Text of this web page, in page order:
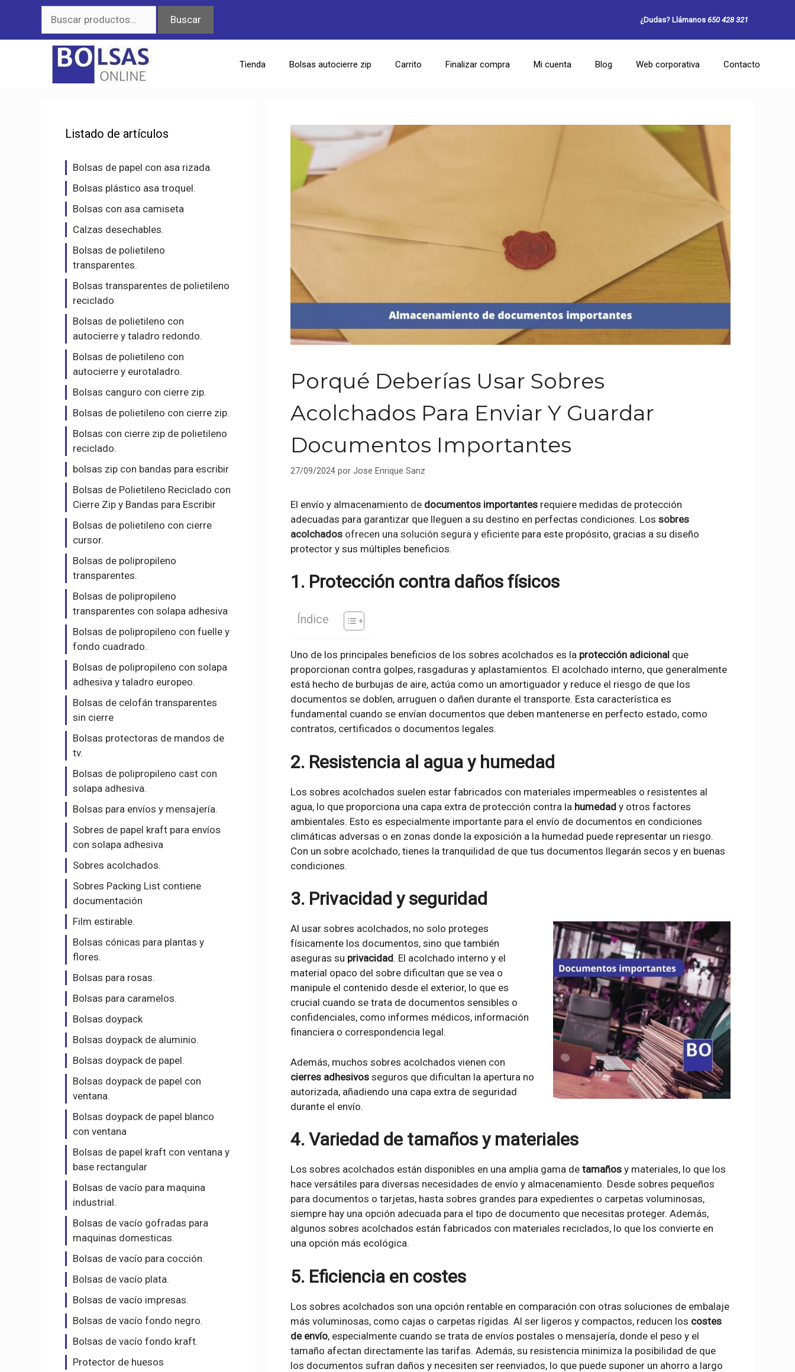
contenido
¿Dudas? Llámanos 650 428 321
por:
Buscar
Tienda Bolsas autocierre zip Carrito Finalizar compra Mi cuenta Blog Web corporativa Contacto
Porqué Deberías Usar Sobres
Acolchados Para Enviar Y Guardar
Documentos Importantes
27/09/2024 por Jose Enrique Sanz
El envío y almacenamiento de documentos importantes requiere medidas de protección
adecuadas para garantizar que lleguen a su destino en perfectas condiciones. Los sobres
acolchados ofrecen una solución segura y eficiente para este propósito, gracias a su diseño
protector y sus múltiples beneficios.
1. Protección contra daños físicos
Índice
Uno de los principales beneficios de los sobres acolchados es la protección adicional que
proporcionan contra golpes, rasgaduras y aplastamientos. El acolchado interno, que generalmente
está hecho de burbujas de aire, actúa como un amortiguador y reduce el riesgo de que los
documentos se doblen, arruguen o dañen durante el transporte. Esta característica es
fundamental cuando se envían documentos que deben mantenerse en perfecto estado, como
contratos, certificados o documentos legales.
2. Resistencia al agua y humedad
Los sobres acolchados suelen estar fabricados con materiales impermeables o resistentes al
agua, lo que proporciona una capa extra de protección contra la humedad y otros factores
ambientales. Esto es especialmente importante para el envío de documentos en condiciones
climáticas adversas o en zonas donde la exposición a la humedad puede representar un riesgo.
Con un sobre acolchado, tienes la tranquilidad de que tus documentos llegarán secos y en buenas
condiciones.
3. Privacidad y seguridad
Al usar sobres acolchados, no solo proteges
físicamente los documentos, sino que también
aseguras su privacidad. El acolchado interno y el
material opaco del sobre dificultan que se vea o
manipule el contenido desde el exterior, lo que es
crucial cuando se trata de documentos sensibles o
confidenciales, como informes médicos, información
financiera o correspondencia legal.
Además, muchos sobres acolchados vienen con
cierres adhesivos seguros que dificultan la apertura no
autorizada, añadiendo una capa extra de seguridad
durante el envío.
4. Variedad de tamaños y materiales
Los sobres acolchados están disponibles en una amplia gama de tamaños y materiales, lo que los
hace versátiles para diversas necesidades de envío y almacenamiento. Desde sobres pequeños
para documentos o tarjetas, hasta sobres grandes para expedientes o carpetas voluminosas,
siempre hay una opción adecuada para el tipo de documento que necesitas proteger. Además,
algunos sobres acolchados están fabricados con materiales reciclados, lo que los convierte en
una opción más ecológica.
5. Eficiencia en costes
Los sobres acolchados son una opción rentable en comparación con otras soluciones de embalaje
más voluminosas, como cajas o carpetas rígidas. Al ser ligeros y compactos, reducen los costes
de envío, especialmente cuando se trata de envíos postales o mensajería, donde el peso y el
tamaño afectan directamente las tarifas. Además, su resistencia minimiza la posibilidad de que
los documentos sufran daños y necesiten ser reenviados, lo que puede suponer un ahorro a largo
Listado de artículos
Bolsas de papel con asa rizada.
Bolsas plástico asa troquel.
Bolsas con asa camiseta
Calzas desechables.
Bolsas de polietileno
transparentes.
Bolsas transparentes de polietileno
reciclado
Bolsas de polietileno con
autocierre y taladro redondo.
Bolsas de polietileno con
autocierre y eurotaladro.
Bolsas canguro con cierre zip.
Bolsas de polietileno con cierre zip.
Bolsas con cierre zip de polietileno
reciclado.
bolsas zip con bandas para escribir
Bolsas de Polietileno Reciclado con
Cierre Zip y Bandas para Escribir
Bolsas de polietileno con cierre
cursor.
Bolsas de polipropileno
transparentes.
Bolsas de polipropileno
transparentes con solapa adhesiva
Bolsas de polipropileno con fuelle y
fondo cuadrado.
Bolsas de polipropileno con solapa
adhesiva y taladro europeo.
Bolsas de celofán transparentes
sin cierre
Bolsas protectoras de mandos de
tv.
Bolsas de polipropileno cast con
solapa adhesiva.
Bolsas para envíos y mensajería.
Sobres de papel kraft para envíos
con solapa adhesiva
Sobres acolchados.
Sobres Packing List contiene
documentación
Film estirable.
Bolsas cónicas para plantas y
flores.
Bolsas para rosas.
Bolsas para caramelos.
Bolsas doypack
Bolsas doypack de aluminio.
Bolsas doypack de papel.
Bolsas doypack de papel con
ventana.
Bolsas doypack de papel blanco
con ventana
Bolsas de papel kraft con ventana y
base rectangular
Bolsas de vacío para maquina
industrial.
Bolsas de vacío gofradas para
maquinas domesticas.
Bolsas de vacío para cocción.
Bolsas de vacío plata.
Bolsas de vacío impresas.
Bolsas de vacío fondo negro.
Bolsas de vacío fondo kraft.
Protector de huesos